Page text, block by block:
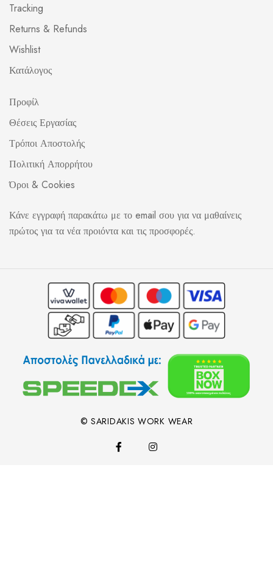
Tracking
Returns & Refunds
Wishlist
Κατάλογος
Προφίλ
Θέσεις Εργασίας
Τρόποι Αποστολής
Πολιτική Απορρήτου
Όροι & Cookies
Κάνε εγγραφή παρακάτω με το email σου για να μαθαίνεις
πρώτος για τα νέα προιόντα και τις προσφορές.
© SARIDAKIS WORK WEAR